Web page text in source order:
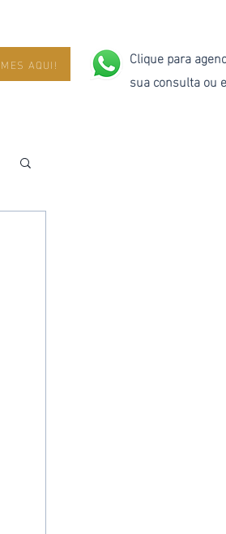
AQUI!
Clique para
sua consulta ou